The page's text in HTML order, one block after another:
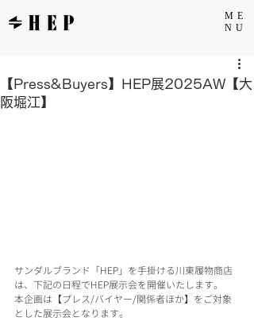
ME
NU
【Press&Buyers】HEP展2025AW【大
阪堀江】
サンダルブランド「HEP」を手掛ける川東履物商店
は、下記の日程でHEP展示会を開催いたします。
本企画は【プレス/バイヤー/関係者ほか】をご対象
とした展示会となります。